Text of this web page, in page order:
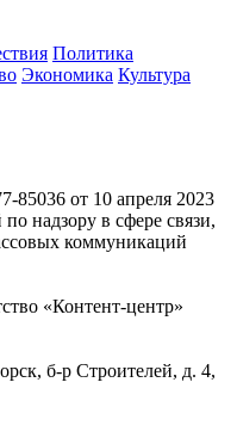
Политика
Экономика Культура
от 10 апреля 2023
надзору в сфере связи,
коммуникаций
«Контент-центр»
б-р Строителей, д. 4,